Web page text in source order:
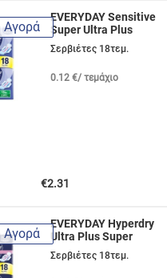
Αγορά
EVERYDAY Sensitive
Super Ultra Plus
Σερβιέτες 18τεμ.
0.12 €/ τεμάχιο
€2.31
Αγορά
EVERYDAY Hyperdry
Ultra Plus Super
Σερβιέτες 18τεμ.